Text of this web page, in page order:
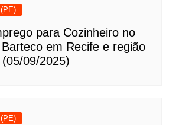
para Cozinheiro no
em Recife e região
09/2025)